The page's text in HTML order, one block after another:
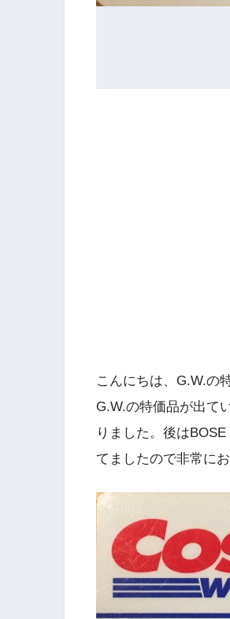
こんにちは、G.W.の
G.W.の特価品が出て
りました。後は
てましたので非常にお